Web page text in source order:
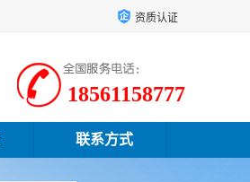
资质认证
18561158777
联系方式